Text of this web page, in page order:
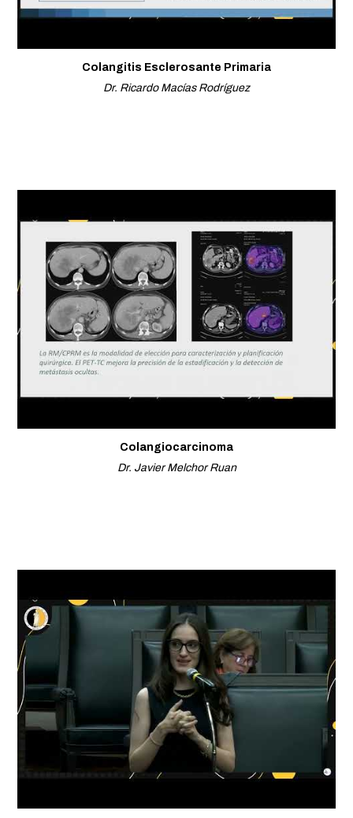
Colangitis Esclerosante Primaria
Dr. Ricardo Macías Rodríguez
Colangiocarcinoma
Dr. Javier Melchor Ruan